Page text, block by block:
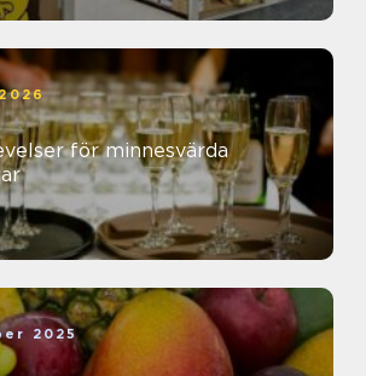
för minnesvärda
2025